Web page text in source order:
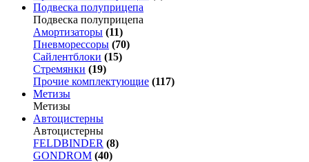
Подвеска полуприцепа
Подвеска полуприцепа
Амортизаторы (11)
Пневморессоры (70)
Сайлентблоки (15)
Стремянки (19)
Прочие комплектующие (117)
Метизы
Метизы
Автоцистерны
Автоцистерны
FELDBINDER (8)
GONDROM (40)